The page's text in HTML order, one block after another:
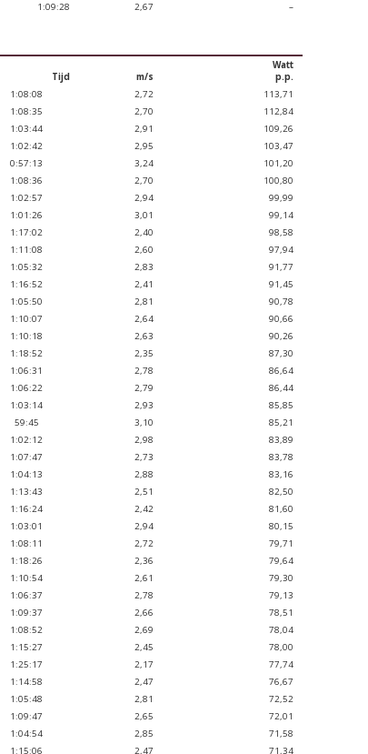
1:09:28 2,67 –
Tijd m/s
Watt
p.p.
1:08:08 2,72
113,71
1:08:35 2,70
112,84
1:03:44 2,91
109,26
1:02:42 2,95
103,47
0:57:13 3,24
101,20
1:08:36 2,70
100,80
1:02:57 2,94
99,99
1:01:26 3,01
99,14
1:17:02 2,40
98,58
1:11:08 2,60
97,94
1:05:32 2,83
91,77
1:16:52 2,41
91,45
1:05:50 2,81
90,78
1:10:07 2,64
90,66
1:10:18 2,63
90,26
1:18:52 2,35
87,30
1:06:31 2,78
86,64
1:06:22 2,79
86,44
1:03:14 2,93
85,85
59:45 3,10
85,21
1:02:12 2,98
83,89
1:07:47 2,73
83,78
1:04:13 2,88
83,16
1:13:43 2,51
82,50
1:16:24 2,42
81,60
1:03:01 2,94
80,15
1:08:11 2,72
79,71
1:18:26 2,36
79,64
1:10:54 2,61
79,30
1:06:37 2,78
79,13
1:09:37 2,66
78,51
1:08:52 2,69
78,04
1:15:27 2,45
78,00
1:25:17 2,17
77,74
1:14:58 2,47
76,67
1:05:48 2,81
72,52
1:09:47 2,65
72,01
1:04:54 2,85
71,58
1:15:06 2,47
71,34